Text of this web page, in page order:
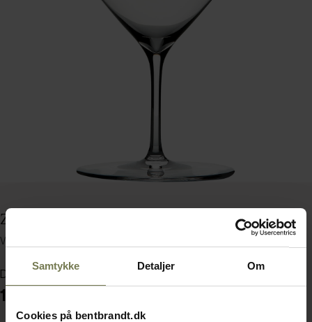
Samtykke Detaljer Om
Cookies på bentbrandt.dk
Zalto vandglas (6 stk.), 42 cl, H19,5 cm
Varenummer: 20821642
Din pris (ekskl. moms)
1.680,00 kr./stk.